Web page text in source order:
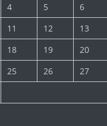
4 5 6
11 12 13
18 19 20
25 26 27